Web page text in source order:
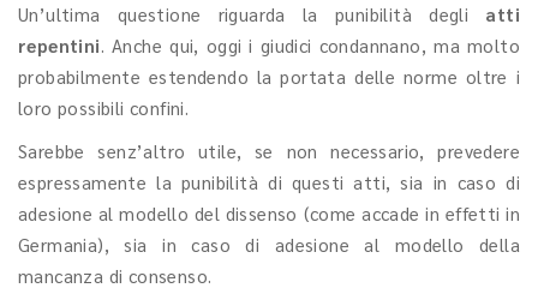
Un’ultima questione riguarda la punibilità degli atti
repentini. Anche qui, oggi i giudici condannano, ma molto
probabilmente estendendo la portata delle norme oltre i
loro possibili confini.
Sarebbe senz’altro utile, se non necessario, prevedere
espressamente la punibilità di questi atti, sia in caso di
adesione al modello del dissenso (come accade in effetti in
Germania), sia in caso di adesione al modello della
mancanza di consenso.